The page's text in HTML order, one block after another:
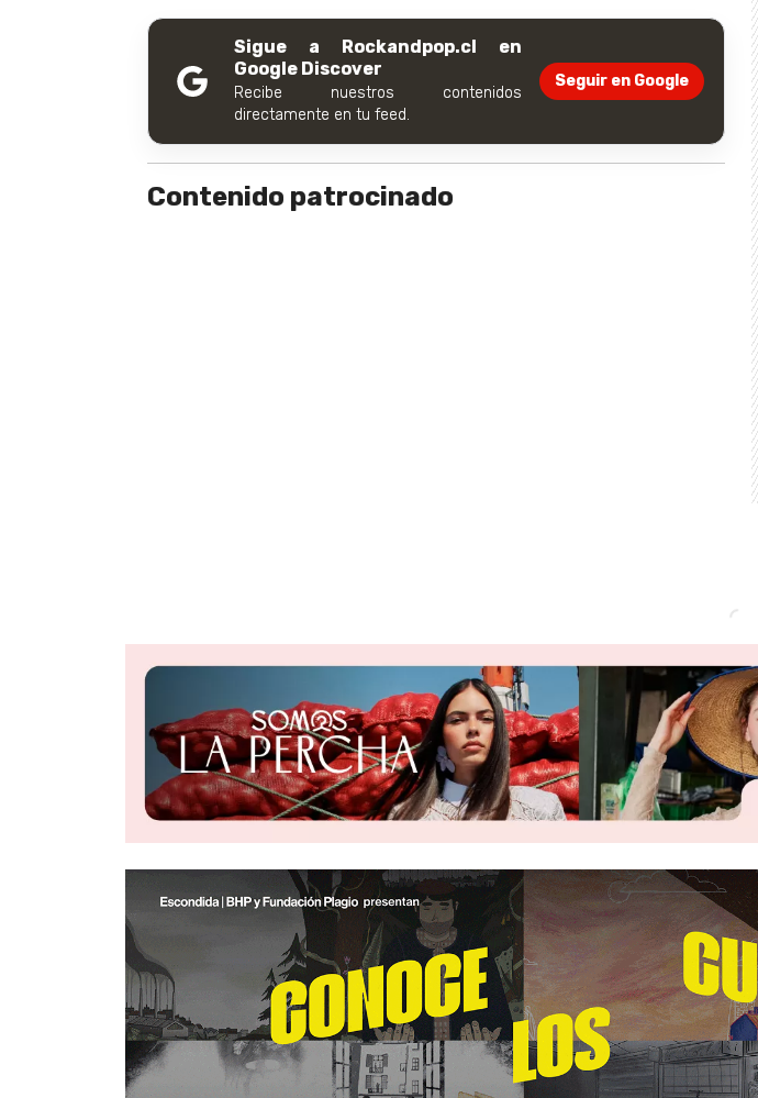
Sigue a Rockandpop.cl en
Google Discover
Recibe nuestros contenidos
directamente en tu feed.
Seguir en Google
Contenido patrocinado